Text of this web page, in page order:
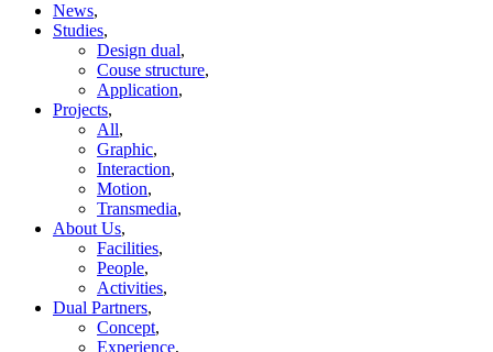
News,
Studies,
Design dual,
Couse structure,
Application,
Projects,
All,
Graphic,
Interaction,
Motion,
Transmedia,
About Us,
Facilities,
People,
Activities,
Dual Partners,
Concept,
Experience,